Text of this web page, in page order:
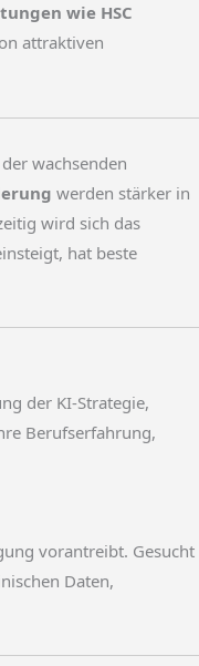
wie HSC
attraktiven
wachsenden
werden stärker in
wird sich das
hat beste
der KI-Strategie,
Berufserfahrung,
vorantreibt. Gesucht
Daten,